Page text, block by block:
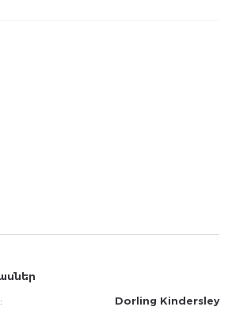
: Dorling Kindersley